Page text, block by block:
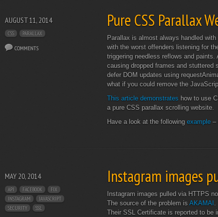
Pure CSS Parallax
AUGUST 11, 2014
Parallax is almost always handled
with the worst offenders listening for
triggering needless reflows and
causing dropped frames and stuttered
defer DOM updates using
what if you could remove the
This article demonstrates how to use
a pure CSS parallax scrolling website.
Have a look at the following example –
CSS PARALLAX
COMMENTS
Instagram images
MAY 20, 2014
Instagram images pulled via HTTPS
The source of the problem is AKAMAI .
Their SSL Certificate is reported to be
API FACEBOOK
FIX
INSTAGRAM
JAVASCRIPT
SECURITY
SSL